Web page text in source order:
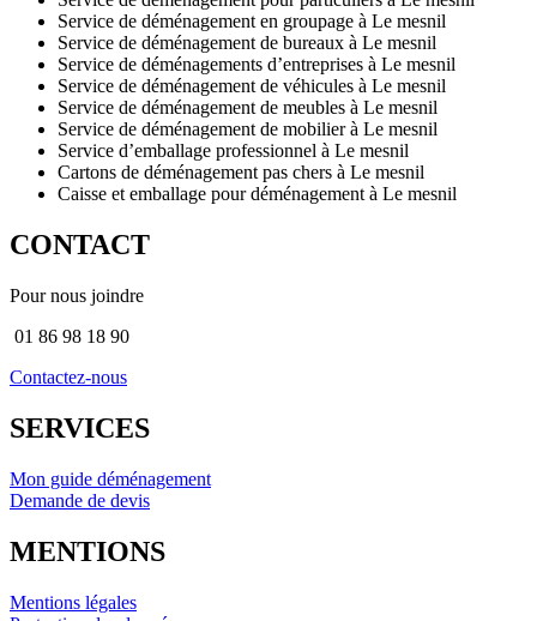
Service de déménagement en groupage à Le mesnil
Service de déménagement de bureaux à Le mesnil
Service de déménagements d’entreprises à Le mesnil
Service de déménagement de véhicules à Le mesnil
Service de déménagement de meubles à Le mesnil
Service de déménagement de mobilier à Le mesnil
Service d’emballage professionnel à Le mesnil
Cartons de déménagement pas chers à Le mesnil
Caisse et emballage pour déménagement à Le mesnil
CONTACT
Pour nous joindre
01 86 98 18 90
Contactez-nous
SERVICES
Mon guide déménagement
Demande de devis
MENTIONS
Mentions légales